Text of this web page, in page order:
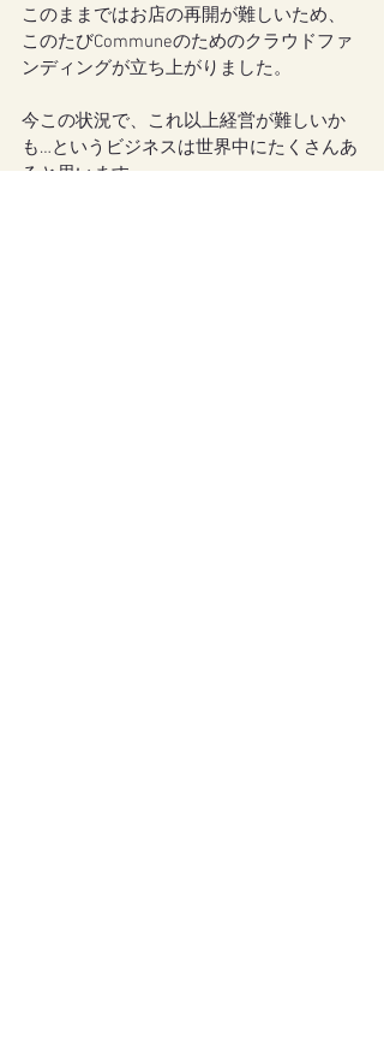
このままではお店の再開が難しいため、
このたびCommuneのためのクラウドファ
ンディングが立ち上がりました。
今この状況で、これ以上経営が難しいか
も…というビジネスは世界中にたくさんあ
ると思います。